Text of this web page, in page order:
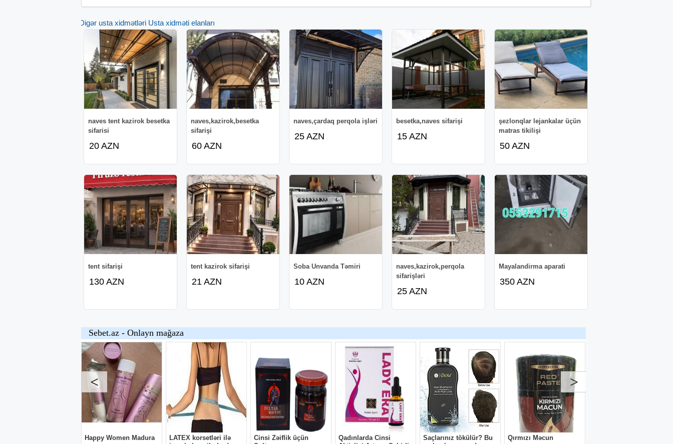
Digər usta xidmətləri Usta xidməti elanları
naves tent kazirok besetka
sifarisi
20 AZN
naves,kazirok,besetka
sifarişi
60 AZN
naves,çardaq perqola işləri
25 AZN
besetka,naves sifarişi
15 AZN
şezlonqlar lejankalar üçün
matras tikilişi
50 AZN
tent sifarişi
130 AZN
tent kazirok sifarişi
21 AZN
Soba Unvanda Təmiri
10 AZN
naves,kazirok,perqola
sifarişləri
25 AZN
Mayalandirma aparati
350 AZN